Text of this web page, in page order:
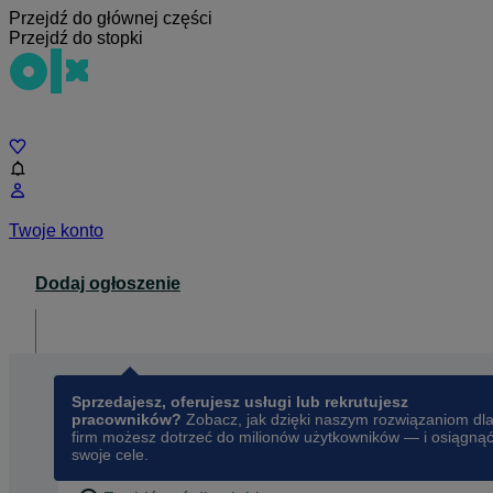
Przejdź do głównej części
Przejdź do stopki
Twoje konto
Dodaj ogłoszenie
Sprzedajesz, oferujesz usługi lub rekrutujesz
pracowników? Zobacz, jak dzięki naszym rozwiązaniom dla
firm możesz dotrzeć do milionów użytkowników — i osiągnąć
swoje cele.